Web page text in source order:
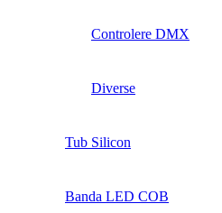
Controlere DMX
Diverse
Tub Silicon
Banda LED COB